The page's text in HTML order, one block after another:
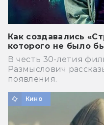
Как создавались
которого не было
В честь 30-летия
Размыслович
появления.
Кино